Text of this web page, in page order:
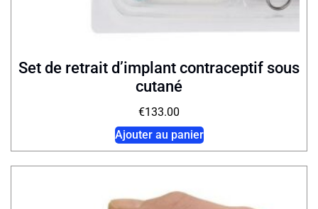
Set de retrait d’implant contraceptif sous
cutané
€133.00
Ajouter au panier